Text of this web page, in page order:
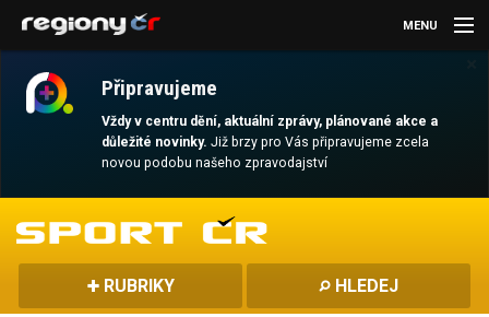
Připravujeme
Vždy v centru dění, aktuální zprávy, plánované akce a
důležité novinky.Již brzy pro Vás připravujeme zcela
novou podobu našeho zpravodajství
MENU
AKTUALITY
MAGAZÍN
DALŠÍ
RUBRIKY HLEDEJ